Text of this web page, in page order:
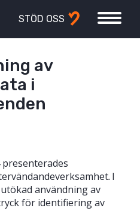
STÖD OSS
av
i
presenterades
.I
användning av
för identifiering av